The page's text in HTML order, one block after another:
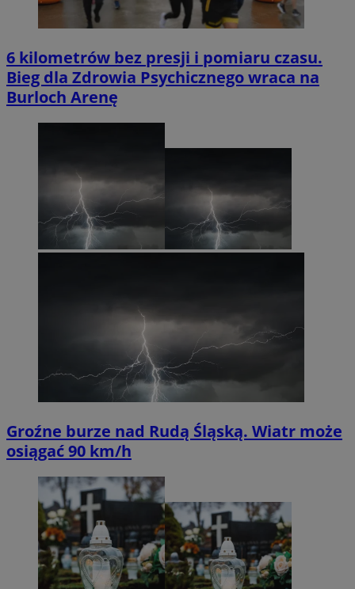
6 kilometrów bez presji i pomiaru czasu.
Bieg dla Zdrowia Psychicznego wraca na
Burloch Arenę
Groźne burze nad Rudą Śląską. Wiatr może
osiągać 90 km/h